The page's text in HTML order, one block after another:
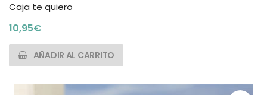
Caja te quiero
10,95€
AÑADIR AL CARRITO